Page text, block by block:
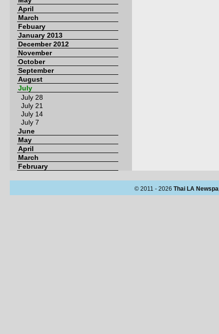
April
March
Febuary
January 2013
December 2012
November
October
September
August
July
July 28
July 21
July 14
July 7
June
May
April
March
February
© 2011 - 2026 Thai LA